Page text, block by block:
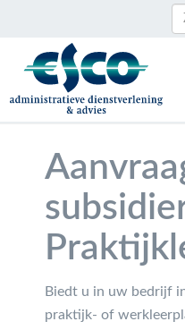
Biedt u in uw bedrijf
praktijk- of